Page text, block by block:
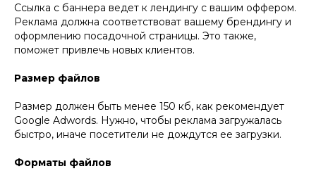
Ссылка с баннера ведет к лендингу с вашим оффером.
Реклама должна соответствоват вашему брендингу и
оформлению посадочной страницы. Это также,
поможет привлечь новых клиентов.
Размер файлов
Размер должен быть менее 150 кб, как рекомендует
Google Adwords. Нужно, чтобы реклама загружалась
быстро, иначе посетители не дождутся ее загрузки.
Форматы файлов